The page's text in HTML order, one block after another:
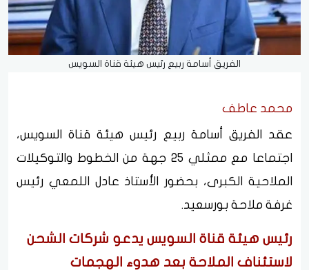
الفريق أسامة ربيع رئيس هيئة قناة السويس
محمد عاطف
عقد الفريق أسامة ربيع رئيس هيئة قناة السويس،
اجتماعا مع ممثلي 25 جهة من الخطوط والتوكيلات
الملاحية الكبرى، بحضور الأستاذ عادل اللمعي رئيس
غرفة ملاحة بورسعيد.
رئيس هيئة قناة السويس يدعو شركات الشحن
لاستئناف الملاحة بعد هدوء الهجمات